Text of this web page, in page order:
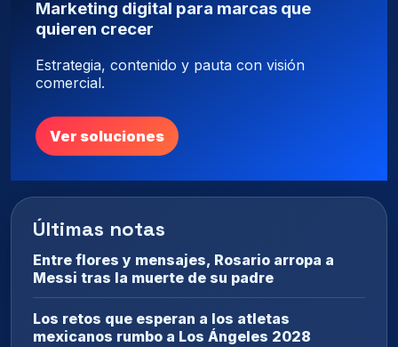
Marketing digital para marcas que
quieren crecer
Estrategia, contenido y pauta con visión
comercial.
Ver soluciones
Últimas notas
Entre flores y mensajes, Rosario arropa a
Messi tras la muerte de su padre
Los retos que esperan a los atletas
mexicanos rumbo a Los Ángeles 2028